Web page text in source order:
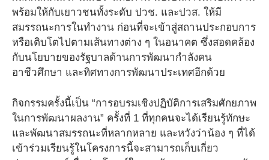
พร้อมให้กับเยาวชนทั้งระดับ ปวช. และปวส. ให้มี
สมรรถนะการในทํางาน ก่อนที่จะเข้าสู่สถานประกอบการ
หรือเติบโตไปตามเส้นทางต่าง ๆ ในอนาคต ซึ่งสอดคล้อง
กับนโยบายของรัฐบาลด้านการพัฒนากําลังคน
อาชีวศึกษา และทิศทางการพัฒนาประเทศอีกด้วย
กิจกรรมครั้งนี้เป็น “การอบรมเชิงปฏิบัติการเสริมศักยภาพ
ในการพัฒนาผลงาน” ครั้งที่ 1 ที่ทุกคนจะได้เรียนรู้ทักษะ
และพัฒนาสมรรถนะที่หลากหลาย และหวังว่าน้อง ๆ ที่ได้
เข้าร่วมเรียนรู้ในโครงการนี้จะสามารถเก็บเกี่ยว